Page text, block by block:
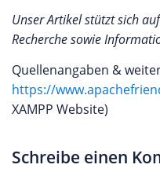
Unser Artikel stützt sich
Recherche sowie
Quellenangaben &
https://
XAMPP Website)
Schreibe einen